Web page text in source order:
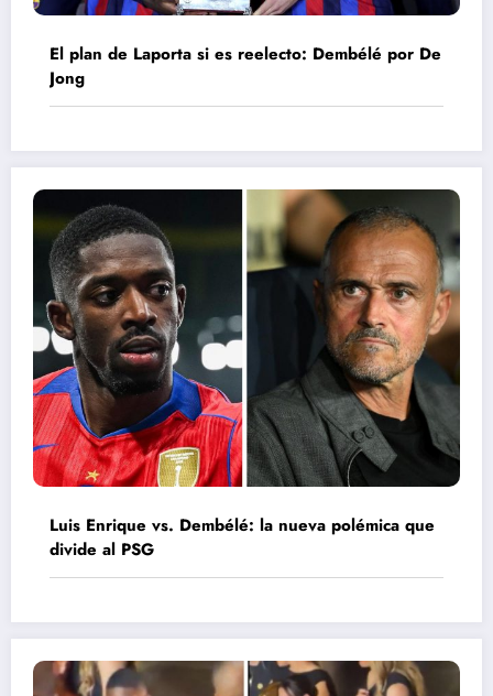
El plan de Laporta si es reelecto: Dembélé por De
Jong
Luis Enrique vs. Dembélé: la nueva polémica que
divide al PSG